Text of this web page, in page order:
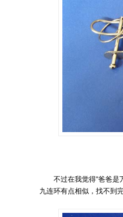
不过在我觉得“爸爸
九连环有点相似，找不到